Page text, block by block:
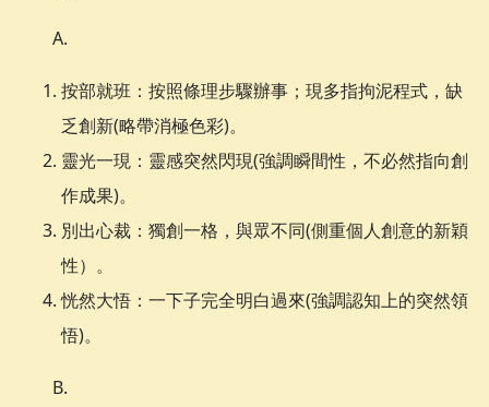
A.
按部就班：按照條理步驟辦事；現多指拘泥程式，缺
乏創新(略帶消極色彩)。
靈光一現：靈感突然閃現(強調瞬間性，不必然指向創
作成果)。
別出心裁：獨創一格，與眾不同(側重個人創意的新穎
性）。
恍然大悟：一下子完全明白過來(強調認知上的突然領
悟)。
B.